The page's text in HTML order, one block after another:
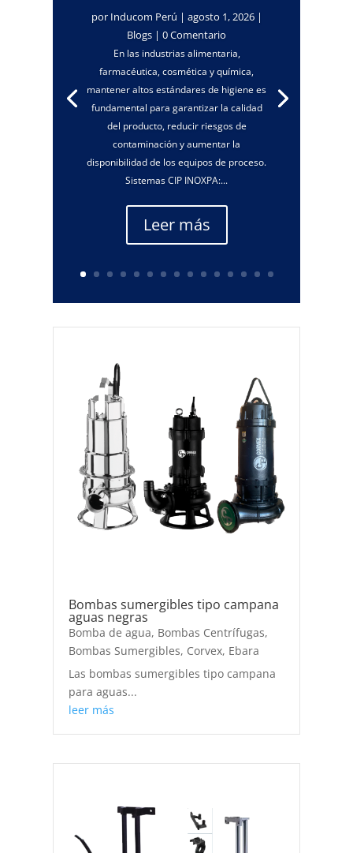
por Inducom Perú | agosto 1, 2026|
Blogs | 0 Comentario
En las industrias alimentaria,
farmacéutica, cosmética y química,
mantener altos estándares de higiene es
fundamental para garantizar la calidad
del producto, reducir riesgos de
contaminación y aumentar la
disponibilidad de los equipos de proceso.
Sistemas CIP INOXPA:...
Leer más
Bombas sumergibles tipo campana
aguas negras
Bomba de agua, Bombas Centrífugas,
Bombas Sumergibles, Corvex, Ebara
Las bombas sumergibles tipo campana
para aguas...
leer más